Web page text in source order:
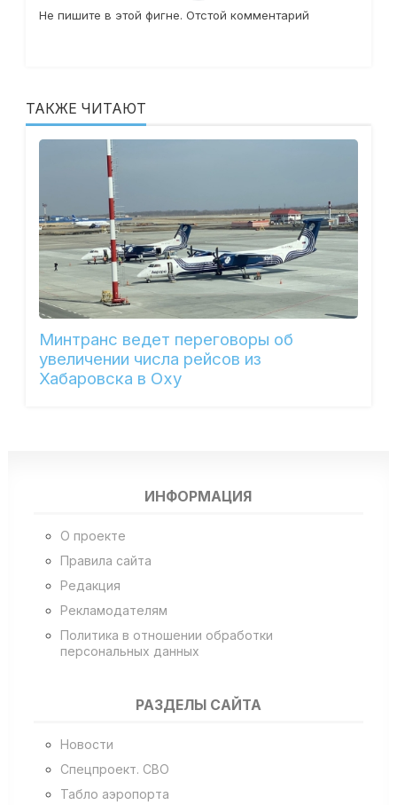
Не пишите в этой фигне. Отстой комментарий
ТАКЖЕ ЧИТАЮТ
Минтранс ведет переговоры об
увеличении числа рейсов из
Хабаровска в Оху
ИНФОРМАЦИЯ
О проекте
Правила сайта
Редакция
Рекламодателям
Политика в отношении обработки
персональных данных
РАЗДЕЛЫ САЙТА
Новости
Спецпроект. СВО
Табло аэропорта